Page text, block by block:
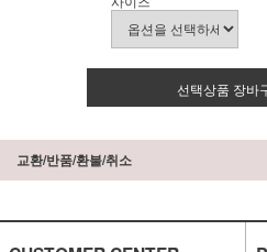
선택상품 장바
교환/반품/환불/취소